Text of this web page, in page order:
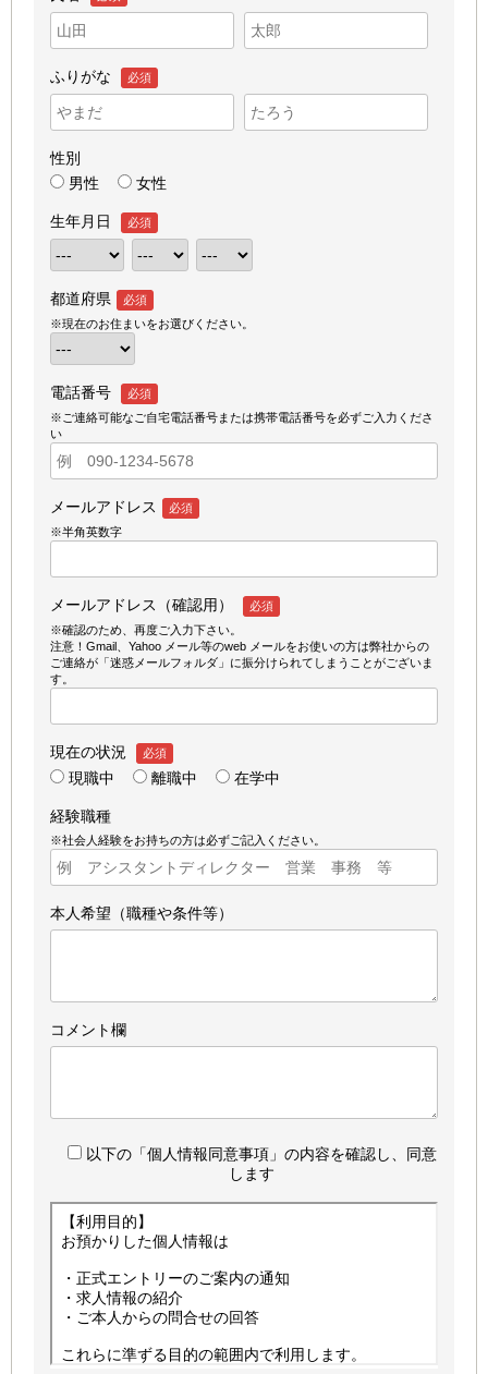
ふりがな 必須
性別
男性
女性
生年月日 必須
都道府県
必須
※現在のお住まいをお選びください。
電話番号
必須
※ご連絡可能なご自宅電話番号または携帯電話番号を必ずご入力くださ
い
メールアドレス
必須
※半角英数字
メールアドレス（確認用）
必須
※確認のため、再度ご入力下さい。
注意！Gmail、Yahoo メール等のweb メールをお使いの方は弊社からの
ご連絡が「迷惑メールフォルダ」に振分けられてしまうことがございま
す。
現在の状況 必須
現職中 離職中 在学中
経験職種
※社会人経験をお持ちの方は必ずご記入ください。
本人希望（職種や条件等）
コメント欄
以下の「個人情報同意事項」の内容を確認し、同意
します